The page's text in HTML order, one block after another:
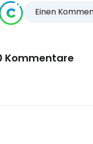
Einen
Kommentare